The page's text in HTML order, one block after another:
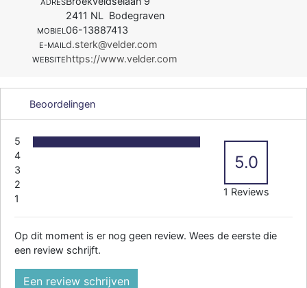
ADRES
2411 NL Bodegraven
MOBIEL06-13887413
E-MAILd.sterk@velder.com
WEBSITEhttps://www.velder.com
Beoordelingen
5
4
3
2
1
5.0
1 Reviews
Op dit moment is er nog geen review. Wees de eerste die
een review schrijft.
Een review schrijven